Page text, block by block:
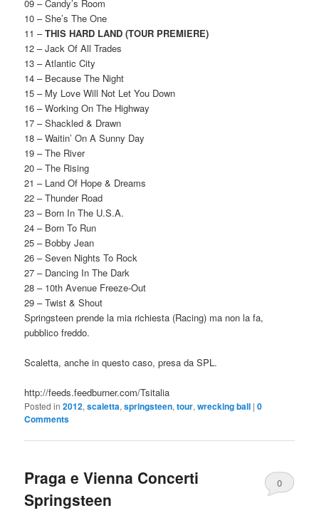
09 – Candy’s Room
10 – She’s The One
11 –THIS HARD LAND (TOUR PREMIERE)
12 – Jack Of All Trades
13 – Atlantic City
14 – Because The Night
15 – My Love Will Not Let You Down
16 – Working On The Highway
17 – Shackled & Drawn
18 – Waitin’ On A Sunny Day
19 – The River
20 – The Rising
21 – Land Of Hope & Dreams
22 – Thunder Road
23 – Born In The U.S.A.
24 – Born To Run
25 – Bobby Jean
26 – Seven Nights To Rock
27 – Dancing In The Dark
28 – 10th Avenue Freeze-Out
29 – Twist & Shout
Springsteen prende la mia richiesta (Racing) ma non la fa,
pubblico freddo.
Scaletta, anche in questo caso, presa da SPL.
http://feeds.feedburner.com/Tsitalia
Posted in 2012,scaletta,springsteen,tour,wrecking ball |0
Comments
Praga e Vienna Concerti
Springsteen
0